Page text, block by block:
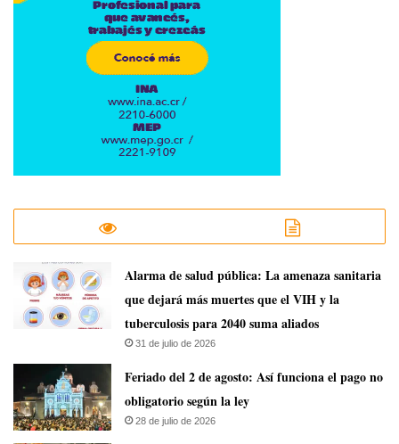
​Alarma de salud pública: La amenaza sanitaria
que dejará más muertes que el VIH y la
tuberculosis para 2040 suma aliados
31 de julio de 2026
Feriado del 2 de agosto: Así funciona el pago no
obligatorio según la ley
28 de julio de 2026